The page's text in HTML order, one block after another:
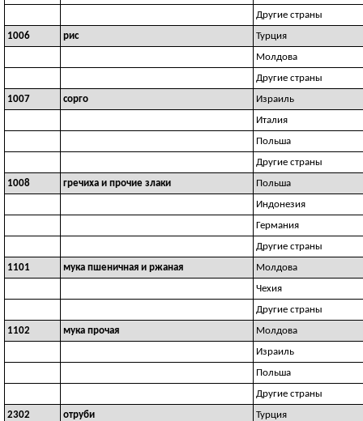
Другие страны
1006
рис
Турция
Молдова
Другие страны
1007
сорго
Израиль
Италия
Польша
Другие страны
1008
гречиха и прочие злаки
Польша
Индонезия
Германия
Другие страны
1101
мука пшеничная и ржаная
Молдова
Чехия
Другие страны
1102
мука прочая
Молдова
Израиль
Польша
Другие страны
2302
отруби
Турция